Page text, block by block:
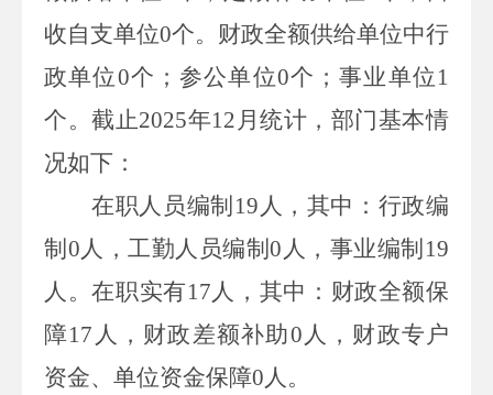
收自支单位0个。财政全额供给单位中行
政单位0个；参公单位0个；事业单位 1
个。截止2025年12 月统计，部门基本情
况如下：
在职人员编制 19 人，其中：行政编
制 0人，工勤人员编制0 人，事业编制 19
人。在职实有17人，其中：财政全额保
障17 人，财政差额补助0 人，财政专户
资金、单位资金保障0人。